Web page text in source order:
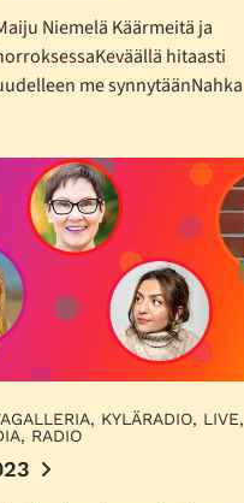
Niemelä Käärmeitä ja
hitaasti
me synnytäänNahka
KYLÄRADIO, LIVE,
RADIO